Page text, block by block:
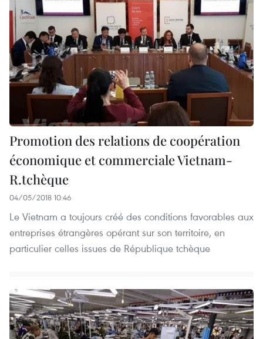
Promotion des relations de coopération
économique et commerciale Vietnam-
R.tchèque
04/05/2018 10:46
Le Vietnam a toujours créé des conditions favorables aux
entreprises étrangères opérant sur son territoire, en
particulier celles issues de République tchèque